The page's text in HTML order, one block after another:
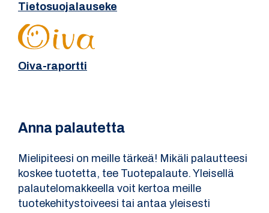
Tietosuojalauseke
Oiva-raportti
Anna palautetta
Mielipiteesi on meille tärkeä! Mikäli palautteesi
koskee tuotetta, tee Tuotepalaute. Yleisellä
palautelomakkeella voit kertoa meille
tuotekehitystoiveesi tai antaa yleisesti